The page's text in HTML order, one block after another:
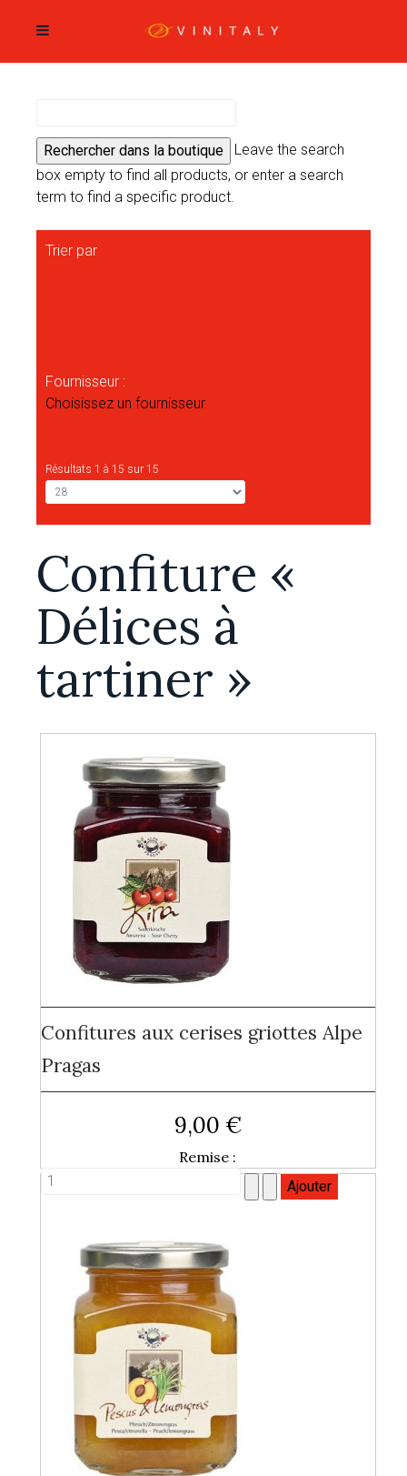
Leave the search
box empty to find all products, or enter a search
term to find a specific product.
Trier par
Fournisseur :
Choisissez un fournisseur
Résultats 1 à 15 sur 15
Confiture «
Délices à
tartiner »
Confitures aux cerises griottes Alpe
Pragas
9,00 €
Remise :